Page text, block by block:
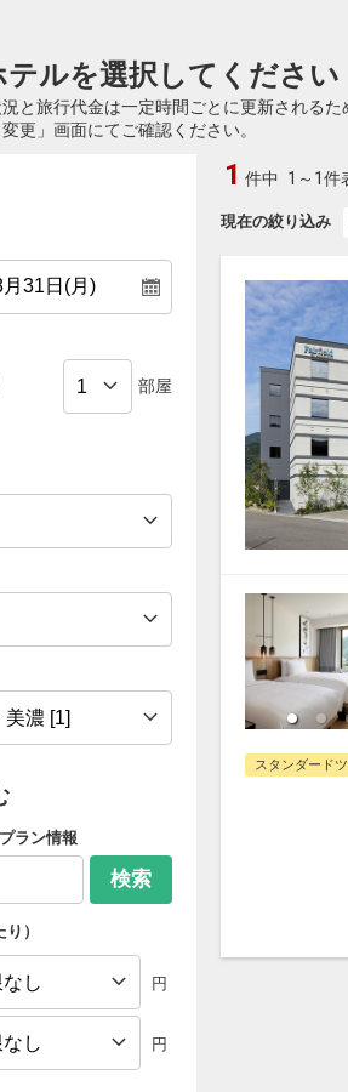
テルを選択してください
と旅行代金は一定時間ごとに更新される
更」画面にてご確認ください。
部屋
ラン情報
検索
）
円
円
現在の絞り込み
1 件中 1～1件
スタンダードツ